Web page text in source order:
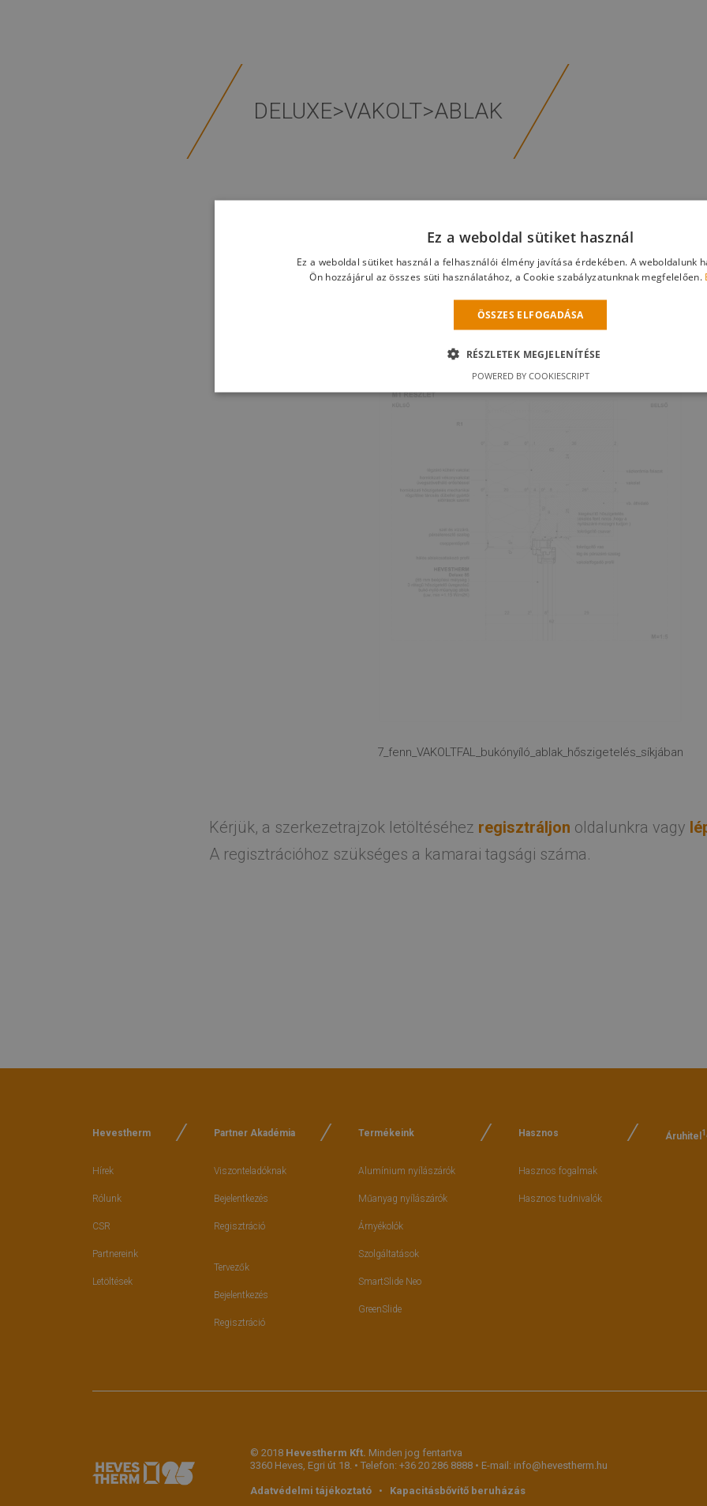
DELUXE>VAKOLT>ABLAK
7_fenn_VAKOLTFAL_bukónyíló_ablak_hőszigetelés_síkjában
Kérjük, a szerkezetrajzok letöltéséhez regisztráljon oldalunkra vagy
A regisztrációhoz szükséges a kamarai tagsági száma.
Hevestherm
Hírek
Rólunk
CSR
Partnereink
Letöltések
Partner Akadémia
Viszonteladóknak
Bejelentkezés
Regisztráció
Tervezők
Bejelentkezés
Regisztráció
Termékeink
Alumínium nyílászárók
Műanyag nyílászárók
Árnyékolók
Szolgáltatások
SmartSlide Neo
GreenSlide
Hasznos
Hasznos fogalmak
Hasznos tudnivalók
Áruhitel
© 2018 Hevestherm Kft. Minden jog fentartva
3360 Heves, Egri út 18. • Telefon: +36 20 286 8888 • E-mail: info@hevestherm.hu
Adatvédelmi tájékoztató • Kapacitásbővítő beruházás
Ez a weboldal sütiket használ
Ez a weboldal sütiket használ a felhasználói élmény javítása érdekében. A weboldalunk
Ön hozzájárul az összes süti használatához, a Cookie szabályzatunknak megfelelően.
ÖSSZES ELFOGADÁSA
RÉSZLETEK MEGJELENÍTÉSE
POWERED BY COOKIESCRIPT